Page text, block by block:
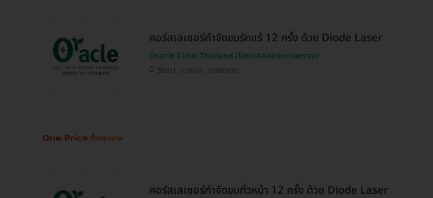
คอร์สเลเซอร์กำจัดขนรักแร้ 12 ครั้ง ด้วย Diode Laser
Oracle Clinic Thailand (โอราเคิลคลินิกเวชกรรม)
วัฒนา , บางนา , คลองเตย
คอร์สเลเซอร์กำจัดขนทั่วหน้า 12 ครั้ง ด้วย Diode Laser